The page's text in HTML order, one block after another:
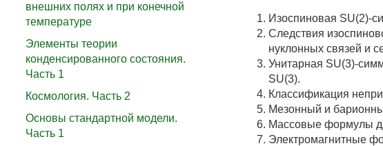
внешних полях и при конечной
температуре
Элементы теории
конденсированного состояния.
Часть 1
Космология. Часть 2
Основы стандартной модели.
Часть 1
Изоспиновая SU(2)-
Следствия
нуклонных связей и
Унитарная SU(3)-
SU(3).
Классификация
Мезонный и
Массовые формулы
Электромагнитные